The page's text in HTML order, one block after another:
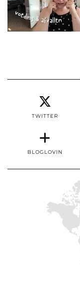
TWITTER
BLOGLOVIN